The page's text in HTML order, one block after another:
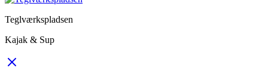
Teglværkspladsen
Kajak & Sup